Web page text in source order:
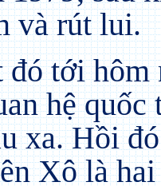
và rút lui.
đó tới hôm
hệ
xa. Hồi
Xô là